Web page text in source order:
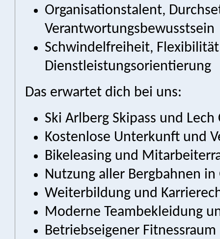
Organisationstalent,
Verantwortungsbewusstsein
Schwindelfreiheit,
Dienstleistungsorientierung
Das erwartet dich bei uns:
Ski Arlberg Skipass und
Kostenlose Unterkunft und
Bikeleasing und
Nutzung aller Bergbahnen
Weiterbildung und
Moderne Teambekleidung
Betriebseigener Fitnessraum